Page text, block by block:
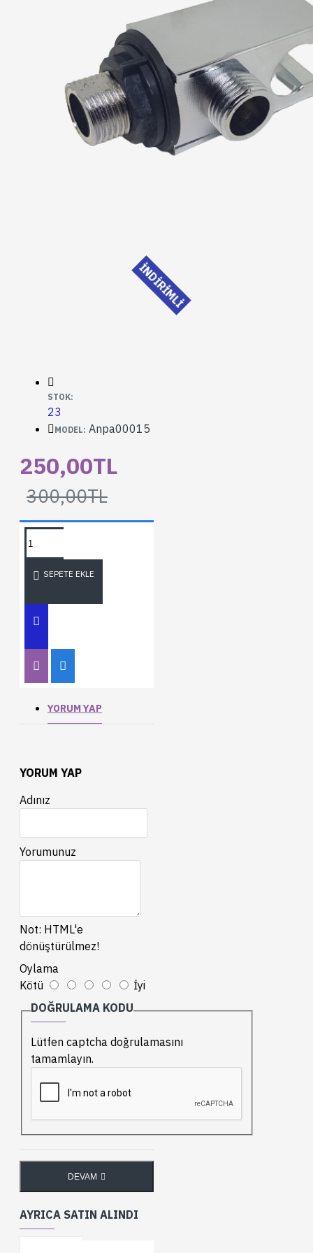
İNDİRİMLİ
250,00TL
300,00TL
STOK:
23
MODEL: Anpa00015
SEPETE EKLE
YORUM YAP
YORUM YAP
Adınız
Yorumunuz
Not: HTML'e
dönüştürülmez!
Oylama
Kötü
İyi
DOĞRULAMA KODU
Lütfen captcha doğrulamasını
tamamlayın.
DEVAM
AYRICA SATIN ALINDI